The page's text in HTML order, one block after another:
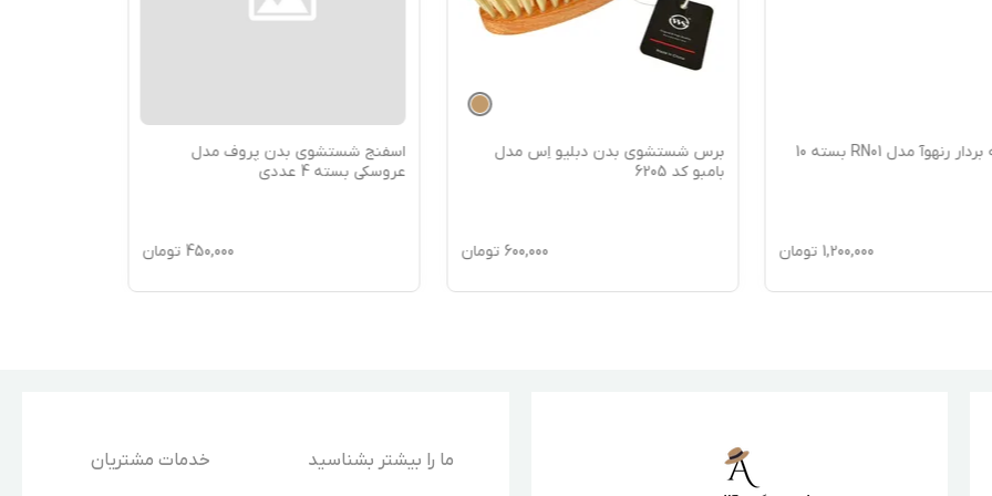
لیف لایه بردار رنهوآ مدل RN01 بسته 10
1,200,000 تومان
برس شستشوی بدن دبلیو اِس مدل
بامبو کد 6205
600,000 تومان
اسفنج شستشوی بدن پروف مدل
عروسکی بسته 4 عددی
450,000 تومان
ما را بیشتر بشناسید خدمات مشتریان